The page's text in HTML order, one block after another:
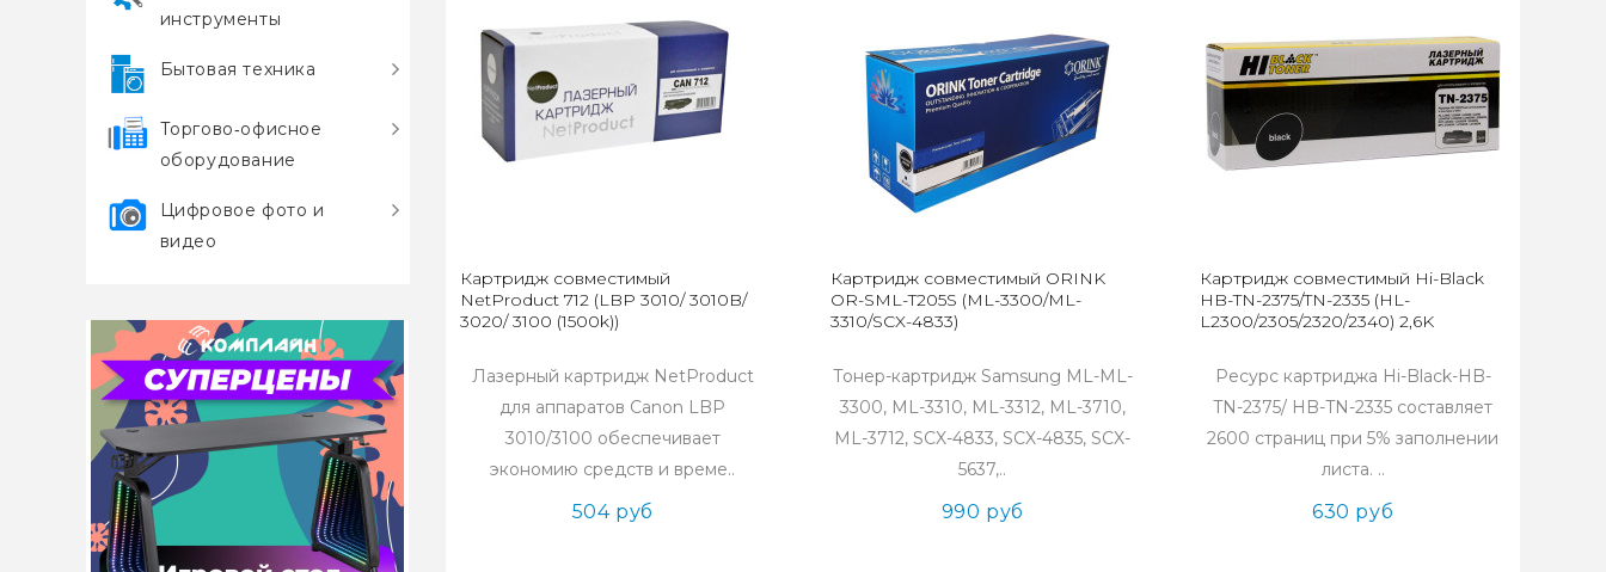
инструменты
Бытовая техника
Торгово‑офисное
оборудование
Цифровое фото и
видео
Картридж совместимый
NetProduct 712 (LBP 3010/ 3010B/
3020/ 3100 (1500k))
Лазерный картридж NetProduct
для аппаратов Canon LBP
3010/3100 обеспечивает
экономию средств и време..
504 руб
Картридж совместимый ORINK
OR-SML-T205S (ML-3300/ML-
3310/SCX-4833)
Тонер-картридж Samsung ML-ML-
3300, ML-3310, ML-3312, ML-3710,
ML-3712, SCX-4833, SCX-4835, SCX-
5637,..
990 руб
Картридж совместимый Hi-Black
HB-TN-2375/TN-2335 (HL-
L2300/2305/2320/2340) 2,6K
Ресурс картриджа Hi-Black-HB-
TN-2375/ HB-TN-2335 составляет
2600 страниц при 5% заполнении
листа. ..
630 руб